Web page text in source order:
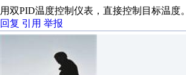
用双PID温度控制仪表，直接控制目标温度。
回复 引用 举报